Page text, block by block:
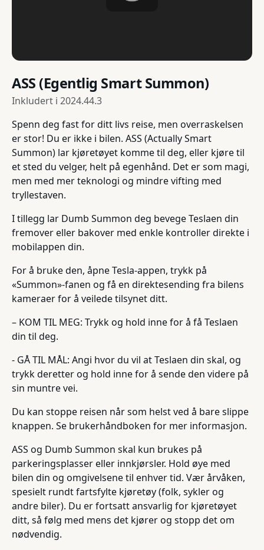
ASS (Egentlig Smart Summon)
Inkludert i 2024.44.3
Spenn deg fast for ditt livs reise, men overraskelsen
er stor! Du er ikke i bilen. ASS (Actually Smart
Summon) lar kjøretøyet komme til deg, eller kjøre til
et sted du velger, helt på egenhånd. Det er som magi,
men med mer teknologi og mindre vifting med
tryllestaven.
I tillegg lar Dumb Summon deg bevege Teslaen din
fremover eller bakover med enkle kontroller direkte i
mobilappen din.
For å bruke den, åpne Tesla-appen, trykk på
«Summon»-fanen og få en direktesending fra bilens
kameraer for å veilede tilsynet ditt.
– KOM TIL MEG: Trykk og hold inne for å få Teslaen
din til deg.
- GÅ TIL MÅL: Angi hvor du vil at Teslaen din skal, og
trykk deretter og hold inne for å sende den videre på
sin muntre vei.
Du kan stoppe reisen når som helst ved å bare slippe
knappen. Se brukerhåndboken for mer informasjon.
ASS og Dumb Summon skal kun brukes på
parkeringsplasser eller innkjørsler. Hold øye med
bilen din og omgivelsene til enhver tid. Vær årvåken,
spesielt rundt fartsfylte kjøretøy (folk, sykler og
andre biler). Du er fortsatt ansvarlig for kjøretøyet
ditt, så følg med mens det kjører og stopp det om
nødvendig.